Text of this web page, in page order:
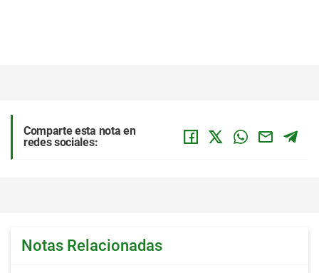
Comparte esta nota en
redes sociales:
Notas Relacionadas